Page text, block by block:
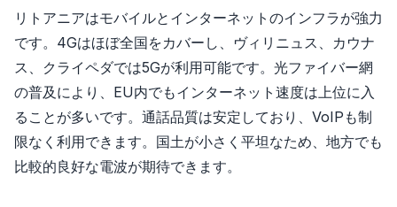
リトアニアはモバイルとインターネットのインフラが強力
です。4Gはほぼ全国をカバーし、ヴィリニュス、カウナ
ス、クライペダでは5Gが利用可能です。光ファイバー網
の普及により、EU内でもインターネット速度は上位に入
ることが多いです。通話品質は安定しており、VoIPも制
限なく利用できます。国土が小さく平坦なため、地方でも
比較的良好な電波が期待できます。